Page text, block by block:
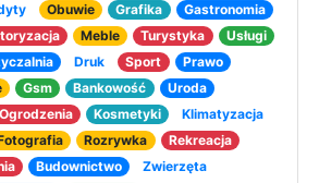
Obuwie Grafika
Gastronomia
Meble Turystyka
Usługi
Druk Sport
Prawo
Gsm Bankowość
Uroda
Ogrodzenia Kosmetyki
Klimatyzacja
Rozrywka
Rekreacja
Budownictwo
Zwierzęta